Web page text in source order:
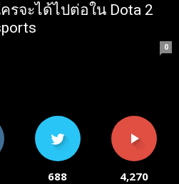
รจะได้ไปต่อใน Dota 2
0
688 4,270